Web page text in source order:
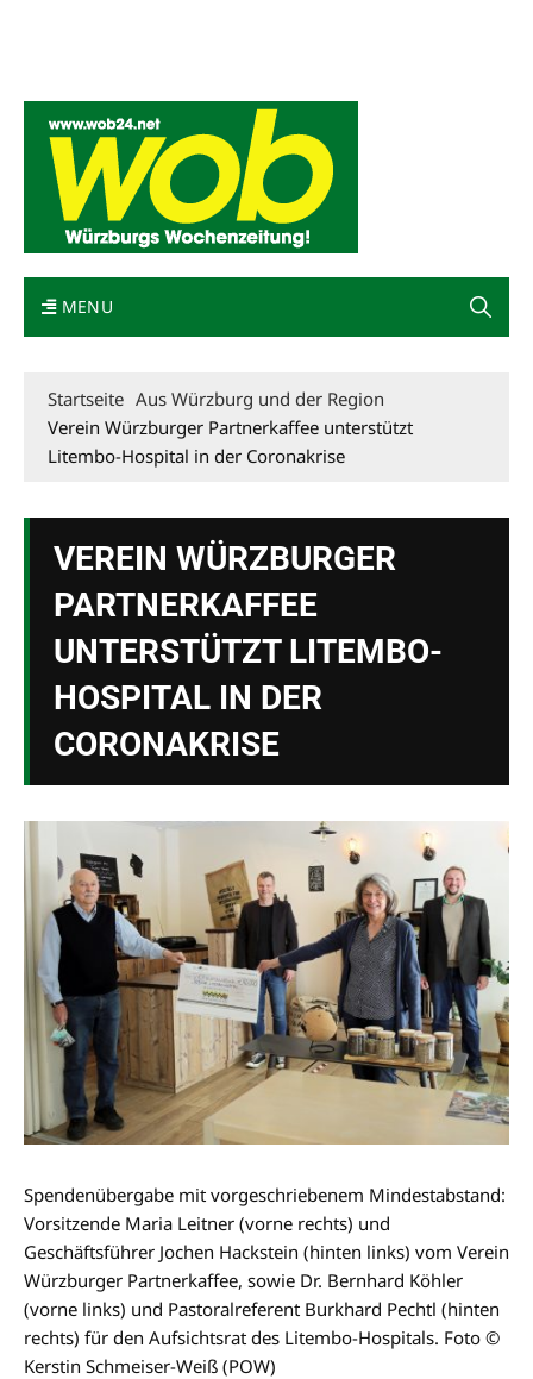
MENU
Startseite Aus Würzburg und der Region
Verein Würzburger Partnerkaffee unterstützt
Litembo-Hospital in der Coronakrise
VEREIN WÜRZBURGER
PARTNERKAFFEE
UNTERSTÜTZT LITEMBO-
HOSPITAL IN DER
CORONAKRISE
Spendenübergabe mit vorgeschriebenem Mindestabstand:
Vorsitzende Maria Leitner (vorne rechts) und
Geschäftsführer Jochen Hackstein (hinten links) vom Verein
Würzburger Partnerkaffee, sowie Dr. Bernhard Köhler
(vorne links) und Pastoralreferent Burkhard Pechtl (hinten
rechts) für den Aufsichtsrat des Litembo-Hospitals. Foto ©
Kerstin Schmeiser-Weiß (POW)